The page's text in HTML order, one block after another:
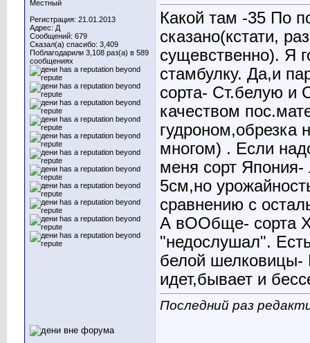
Местный
Регистрация: 21.01.2013
Адрес: Д
Сообщений: 679
Сказал(а) спасибо: 3,409
Поблагодарили 3,108 раз(а) в 589
сообщениях
Какой там -35 По
сказано(кстати,
сущевственно). Я
стамбулку. Да,и
сорта- Ст.белую и
качеством
гудроном,обрезка
многом) . Если
меня сорт Япония-
5см,но
сравнению с
А вООбще- сорта
"недослушал".
белой шелковицы-
идет,бывает и
Последний раз